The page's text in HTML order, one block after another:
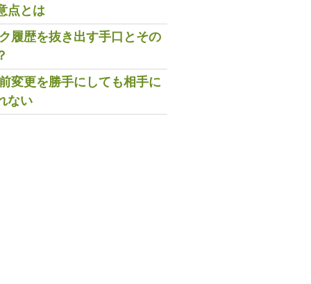
点とは
履歴を抜き出す手口とその
変更を勝手にしても相手に
ない